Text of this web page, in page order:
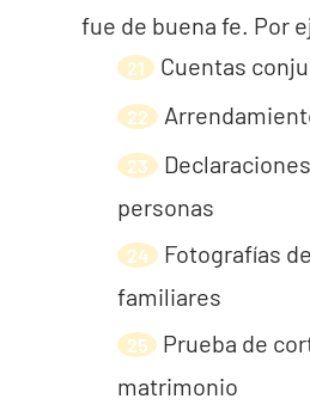
fue de buena fe. Por
Cuentas
personas
Fotografías
familiares
Prueba de
matrimonio